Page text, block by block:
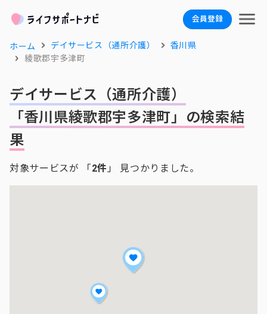
会員登録
ホーム デイサービス（通所介護）
香川県
綾歌郡宇多津町
デイサービス（通所介護）
「香川県綾歌郡宇多津町」の検索結
果
対象サービスが 「2件 」 見つかりました。